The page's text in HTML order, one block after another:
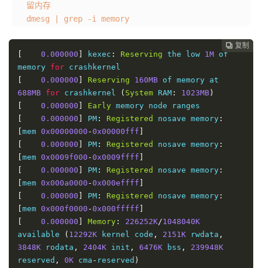
Rank:
Unknown
Maximum
Voltage:
Unknown
Configured
Voltage
留内存
dmesg | grep -i memory
 复制
0.000000 kexec : Reserving the low 1M of
memory for
0.000000 Reserving 160MB
688MB for crashkernel ( System RAM : 1023MB )
0.000000 Early
0.000000 PM : Registered nosave memory :
mem 0x00000000 -0x00000fff
0.000000 PM : Registered nosave memory :
mem 0x0009f000 -0x0009ffff
0.000000 PM : Registered nosave memory :
mem 0x000a0000 -0x000effff
0.000000 PM : Registered nosave memory :
mem 0x000f0000 -0x000fffff
0.000000 Memory : 226252K/1048040K
available
( 12292K kernel code , 2151K rwdata ,
3848K rodata , 2404K init , 6476K bss ,
239948K
reserved , 0K cma - reserved )